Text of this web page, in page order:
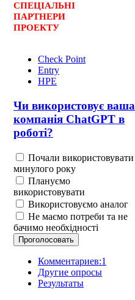
СПЕЦІАЛЬНІ
ПАРТНЕРИ
ПРОЕКТУ
Check Point
Entry
HPE
Чи використовує ваша
компанія ChatGPT в
роботі?
Почали використовувати
минулого року
Плануємо
використовувати
Використовуємо аналог
Не маємо потреби та не
бачимо необхідності
Комментариев:1
Другие опросы
Результаты